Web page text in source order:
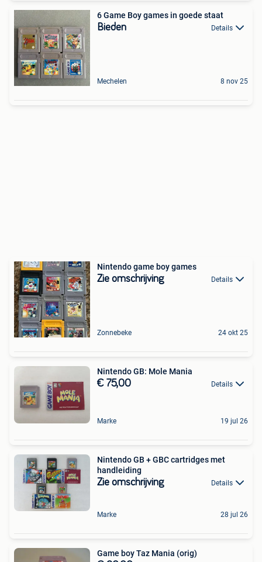
6 Game Boy games in goede staat
Bieden Details
Mechelen 8 nov 25
Nintendo game boy games
Zie omschrijving Details
Zonnebeke 24 okt 25
Nintendo GB: Mole Mania
€ 75,00 Details
Marke 19 jul 26
Nintendo GB + GBC cartridges met
handleiding
Zie omschrijving Details
Marke 28 jul 26
Game boy Taz Mania (orig)